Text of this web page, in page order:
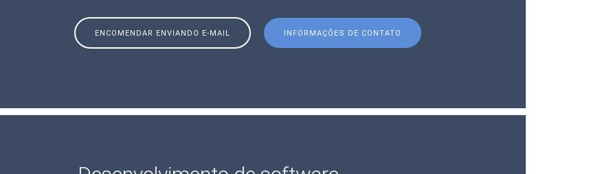
ENCOMENDAR ENVIANDO E-MAIL INFORMAÇÕES DE CONTATO